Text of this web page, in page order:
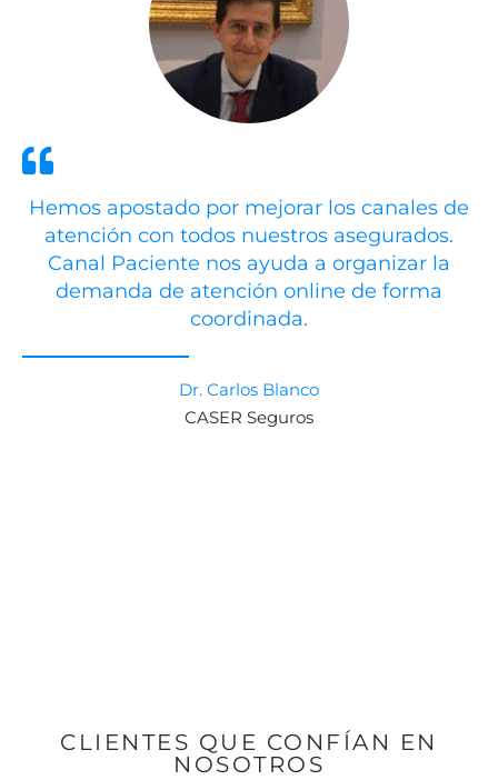
Hemos apostado por mejorar los canales de
atención con todos nuestros asegurados.
Canal Paciente nos ayuda a organizar la
demanda de atención online de forma
coordinada.
Dr. Carlos Blanco
CASER Seguros
CLIENTES QUE CONFÍAN EN
NOSOTROS